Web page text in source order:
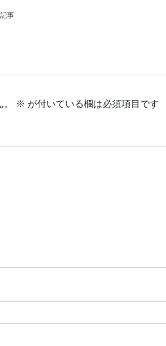
事
※ が付いている欄は必須項目です